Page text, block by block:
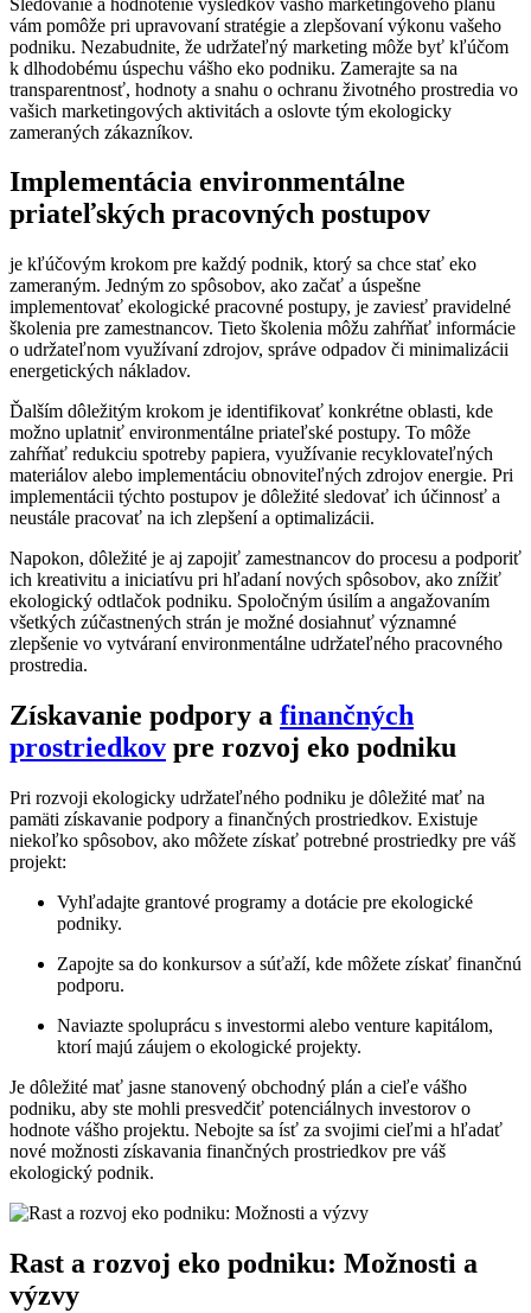
vám pomôže pri upravovaní stratégie a zlepšovaní výkonu vašeho
podniku. Nezabudnite, že udržateľný marketing môže byť kľúčom
k dlhodobému úspechu vášho eko podniku. Zamerajte sa na
transparentnosť, hodnoty a snahu o ochranu životného prostredia vo
vašich marketingových aktivitách a oslovte tým ekologicky
zameraných zákazníkov.
Implementácia environmentálne
priateľských pracovných postupov
je kľúčovým krokom pre každý podnik, ktorý sa chce stať eko
zameraným. Jedným zo spôsobov, ako začať a úspešne
implementovať ekologické pracovné postupy, je zaviesť pravidelné
školenia pre zamestnancov. Tieto školenia môžu zahŕňať informácie
o udržateľnom využívaní zdrojov, správe odpadov či minimalizácii
energetických nákladov.
Ďalším dôležitým krokom je identifikovať konkrétne oblasti, kde
možno uplatniť environmentálne priateľské postupy. To môže
zahŕňať redukciu spotreby papiera, využívanie recyklovateľných
materiálov alebo implementáciu obnoviteľných zdrojov energie. Pri
implementácii týchto postupov je dôležité sledovať ich účinnosť a
neustále pracovať na ich zlepšení a optimalizácii.
Napokon, dôležité je aj zapojiť zamestnancov do procesu a podporiť
ich kreativitu a iniciatívu pri hľadaní nových spôsobov, ako znížiť
ekologický odtlačok podniku. Spoločným úsilím a angažovaním
všetkých zúčastnených strán je možné dosiahnuť významné
zlepšenie vo vytváraní environmentálne udržateľného pracovného
prostredia.
Získavanie podpory a finančných
prostriedkov pre rozvoj eko podniku
Pri rozvoji ekologicky udržateľného podniku je dôležité mať na
pamäti získavanie podpory a finančných prostriedkov. Existuje
niekoľko spôsobov, ako môžete získať potrebné prostriedky pre váš
projekt:
Vyhľadajte grantové programy a dotácie pre ekologické
podniky.
Zapojte sa do konkursov a súťaží, kde môžete získať finančnú
podporu.
Naviazte spoluprácu s investormi alebo venture kapitálom,
ktorí majú záujem o ekologické projekty.
Je dôležité mať jasne stanovený obchodný plán a cieľe vášho
podniku, aby ste mohli presvedčiť potenciálnych investorov o
hodnote vášho projektu. Nebojte sa ísť za svojimi cieľmi a hľadať
nové možnosti získavania finančných prostriedkov pre váš
ekologický podnik.
Rast a rozvoj eko podniku: Možnosti a
výzvy